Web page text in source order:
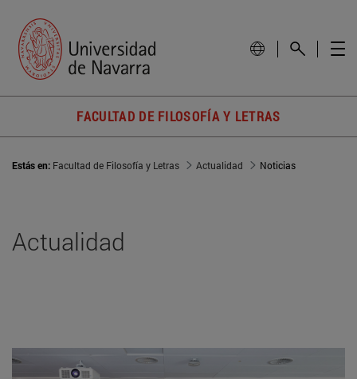
FACULTAD DE FILOSOFÍA Y LETRAS
Estás en: Facultad de Filosofía y Letras Actualidad Noticias
Actualidad